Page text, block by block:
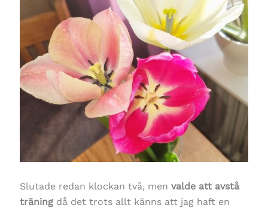
Slutade redan klockan två, men valde att avstå
träningdå det trots allt känns att jag haft en